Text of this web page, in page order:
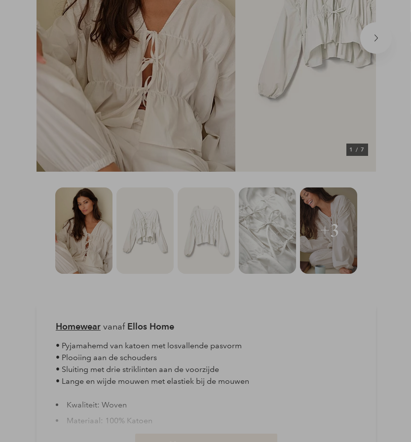
Volgend
1/ 7
+3
Homewearvanaf Ellos Home
• Pyjamahemd van katoen met losvallende pasvorm
• Plooiing aan de schouders
• Sluiting met drie striklinten aan de voorzijde
• Lange en wijde mouwen met elastiek bij de mouwen
Kwaliteit: Woven
Materiaal: 100% Katoen